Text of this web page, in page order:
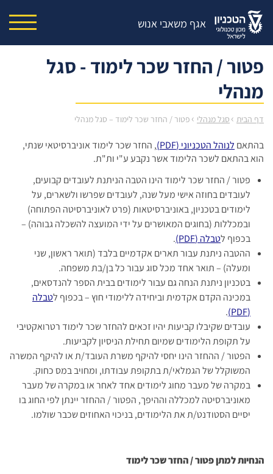
אגף משאבי אנוש
פטור / החזר שכר לימוד - סגל
מנהלי
דף הבית › סגל מנהלי › פטור / החזר שכר לימוד – סגל מנהלי
בהתאם לנוהל הטכניוני (PDF)
, החזר שכר לימוד אוניברסיטאי שנתי,
הוא בהתאם לשכר הלימוד אשר נקבע ע"י ות"ת.
פטור / החזר שכר לימוד הינו הטבה הניתנת לעובדים קבועים,
לעובדים בחוזה אישי מעל שנה, לעובדים שפרשו ולשארים, על
לימודים בטכניון, באוניברסיטאות (פרט לאוניברסיטה הפתוחה)
ובמכללות (בחוגים המאושרים על ידי המועצה להשכלה גבוהה) –
בכפוף לטבלה (PDF)
.
ההטבה ניתנת עבור תארים אקדמיים בלבד (תואר ראשון, שני
ומעלה) – תואר אחד מכל סוג עבור כל בן/בת משפחה.
בטכניון ניתנת הנחה גם עבור לימודים בבית הספר להנדסאים,
במכינה הקדם אקדמית וביחידה ללימודי חוץ – בכפוף לטבלה
(PDF)
.
עובדים שקיבלו קביעות יהיו זכאים להחזר שכר לימוד רטרואקטיבי
על תקופת הלימודים שמיום תחילת הניסיון לקביעות.
הפטור / ההחזר הינו יחסי להיקף משרת העובד/ת או להיקף המשרה
המשוקלל של הגמלאי/ת בתקופת עבודתו, ומחויב במס כחוק.
במקרה של מעבר מחוג לימודים אחד לאחר או במקרה של מעבר
מאוניברסיטה למכללה וההיפך, הפטור / ההחזר יינתן לפי החוג בו
יסיים הסטודנט/ת את הלימודים, בניכוי האחוזים שכבר שולמו.
הנחיות למתן פטור / החזר שכר לימוד